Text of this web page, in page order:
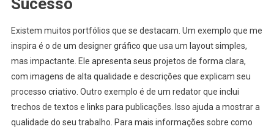
Sucesso
Existem muitos portfólios que se destacam. Um exemplo que me
inspira é o de um designer gráfico que usa um layout simples,
mas impactante. Ele apresenta seus projetos de forma clara,
com imagens de alta qualidade e descrições que explicam seu
processo criativo. Outro exemplo é de um redator que inclui
trechos de textos e links para publicações. Isso ajuda a mostrar a
qualidade do seu trabalho. Para mais informações sobre como